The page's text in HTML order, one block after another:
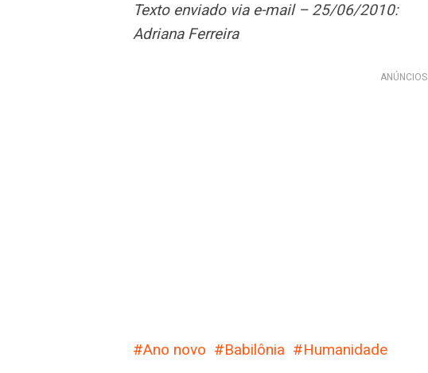
Texto enviado via e-mail – 25/06/2010:
Adriana Ferreira
ANÚNCIOS
Ano novo Babilônia Humanidade